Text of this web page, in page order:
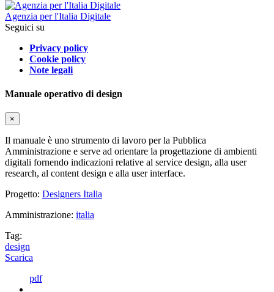
Agenzia per l'Italia Digitale
Seguici su
Privacy policy
Cookie policy
Note legali
Manuale operativo di design
×
Il manuale è uno strumento di lavoro per la Pubblica
Amministrazione e serve ad orientare la progettazione di ambienti
digitali fornendo indicazioni relative al service design, alla user
research, al content design e alla user interface.
Progetto: Designers Italia
Amministrazione: italia
Tag:
design
Scarica
pdf